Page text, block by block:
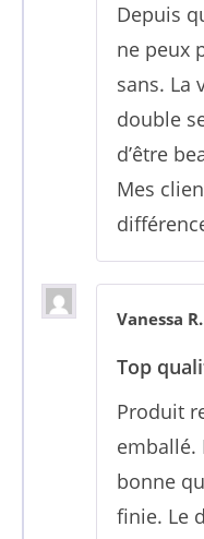
Depuis
ne peux
sans. La
double
d’être
Mes
Vanessa R.
Top
Produit
emballé.
bonne
finie. Le